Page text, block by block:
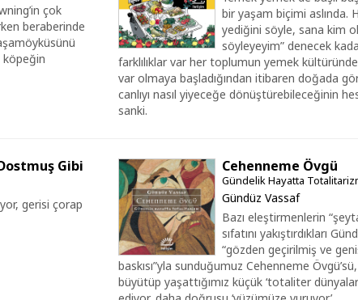
çok
beraberinde
köpeğin
bir yaşam biçimi aslında.
yediğini söyle, sana kim
söyleyeyim” denecek
farklılıklar var her toplumun yemek
var olmaya başladığından itibaren doğada
canlıyı nasıl yiyeceğe dönüştürebileceğinin
sanki.
Gibi
gerisi çorap
Cehenneme Övgü
Gündelik Hayatta
Gündüz Vassaf
Bazı eleştirmenlerin
sıfatını yakıştırdıkları
“gözden geçirilmiş ve
baskısı”yla sunduğumuz Cehenneme
büyütüp yaşattığımız küçük ‘totaliter